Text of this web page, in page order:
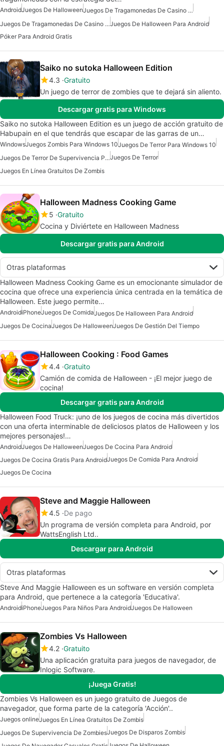
AndroidJuegos De Halloween
Juegos De Tragamonedas De Casino Para Android
Juegos De Tragamonedas De Casino Gratis Para AndroidJuegos De Halloween Para Android
Póker Para Android Gratis
Saiko no sutoka Halloween Edition
4.3 Gratuito
Un juego de terror de zombies que te dejará sin aliento.
Descargar gratis para Windows
Saiko no sutoka Halloween Edition es un juego de acción gratuito de
Habupain en el que tendrás que escapar de las garras de un…
WindowsJuegos Zombis Para Windows 10Juegos De Terror Para Windows 10
Juegos De Terror De Supervivencia Para WindowsJuegos De Terror
Juegos En Línea Gratuitos De Zombis
Halloween Madness Cooking Game
5 Gratuito
Cocina y Diviértete en Halloween Madness
Descargar gratis para Android
Otras plataformas
Halloween Madness Cooking Game es un emocionante simulador de
cocina que ofrece una experiencia única centrada en la temática de
Halloween. Este juego permite…
AndroidiPhoneJuegos De ComidaJuegos De Halloween Para Android
Juegos De CocinaJuegos De HalloweenJuegos De Gestión Del Tiempo
Halloween Cooking : Food Games
4.4 Gratuito
Camión de comida de Halloween - ¡El mejor juego de
cocina!
Descargar gratis para Android
Halloween Food Truck: ¡uno de los juegos de cocina más divertidos
con una oferta interminable de deliciosos platos de Halloween y los
mejores personajes!…
AndroidJuegos De HalloweenJuegos De Cocina Para Android
Juegos De Cocina Gratis Para AndroidJuegos De Comida Para Android
Juegos De Cocina
Steve and Maggie Halloween
4.5 De pago
Un programa de versión completa para Android, por
WattsEnglish Ltd..
Descargar para Android
Otras plataformas
Steve And Maggie Halloween es un software en versión completa
para Android, que pertenece a la categoría 'Educativa'.
AndroidiPhoneJuegos Para Niños Para AndroidJuegos De Halloween
Zombies Vs Halloween
4.2 Gratuito
Una aplicación gratuita para juegos de navegador, de
Inlogic Software.
¡Juega Gratis!
Zombies Vs Halloween es un juego gratuito de Juegos de
navegador, que forma parte de la categoría 'Acción'..
Juegos onlineJuegos En Línea Gratuitos De Zombis
Juegos De Supervivencia De ZombiesJuegos De Disparos Zombis